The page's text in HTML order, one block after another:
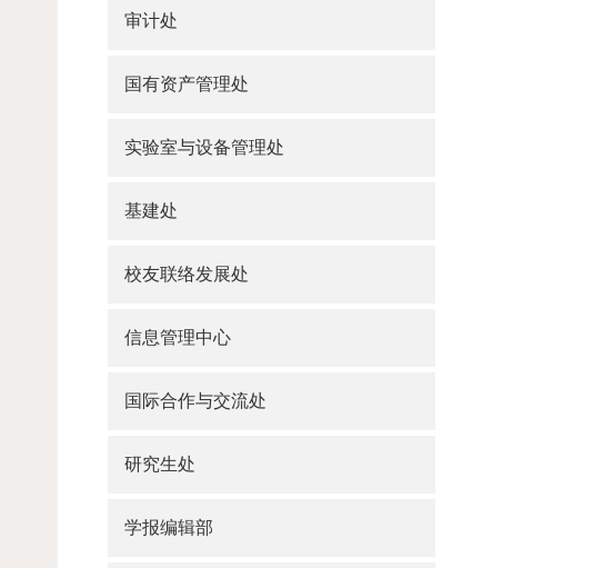
审计处
国有资产管理处
实验室与设备管理处
基建处
校友联络发展处
信息管理中心
国际合作与交流处
研究生处
学报编辑部